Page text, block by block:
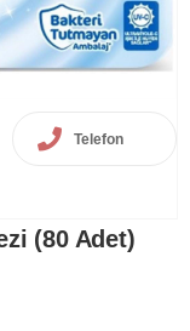
Telefon
(80 Adet)